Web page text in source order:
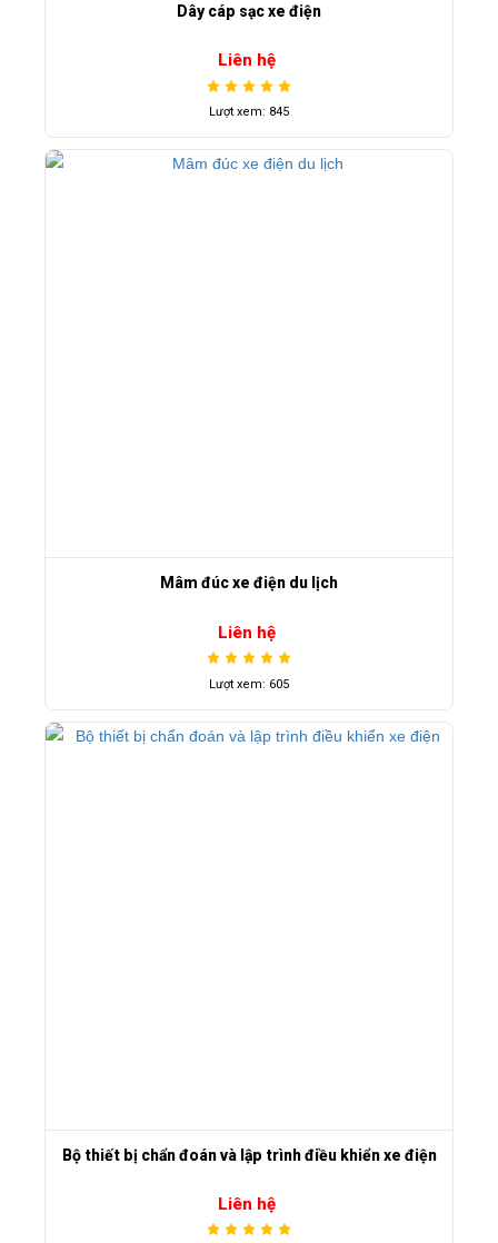
Dây cáp sạc xe điện
Liên hệ
Lượt xem: 845
Mâm đúc xe điện du lịch
Liên hệ
Lượt xem: 605
Bộ thiết bị chẩn đoán và lập trình điều khiển xe điện
Liên hệ